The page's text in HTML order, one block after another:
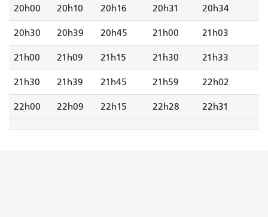
20h00 20h10 20h16 20h31 20h34
20h30 20h39 20h45 21h00 21h03
21h00 21h09 21h15 21h30 21h33
21h30 21h39 21h45 21h59 22h02
22h00 22h09 22h15 22h28 22h31